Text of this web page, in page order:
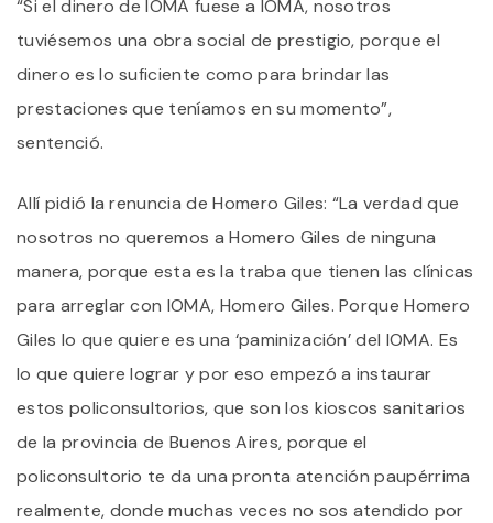
“Si el dinero de IOMA fuese a IOMA, nosotros
tuviésemos una obra social de prestigio, porque el
dinero es lo suficiente como para brindar las
prestaciones que teníamos en su momento”,
sentenció.
Allí pidió la renuncia de Homero Giles: “La verdad que
nosotros no queremos a Homero Giles de ninguna
manera, porque esta es la traba que tienen las clínicas
para arreglar con IOMA, Homero Giles. Porque Homero
Giles lo que quiere es una ‘paminización’ del IOMA. Es
lo que quiere lograr y por eso empezó a instaurar
estos policonsultorios, que son los kioscos sanitarios
de la provincia de Buenos Aires, porque el
policonsultorio te da una pronta atención paupérrima
realmente, donde muchas veces no sos atendido por